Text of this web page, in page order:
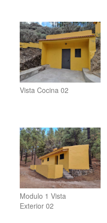
Vista Cocina 02
Modulo 1 Vista
Exterior 02